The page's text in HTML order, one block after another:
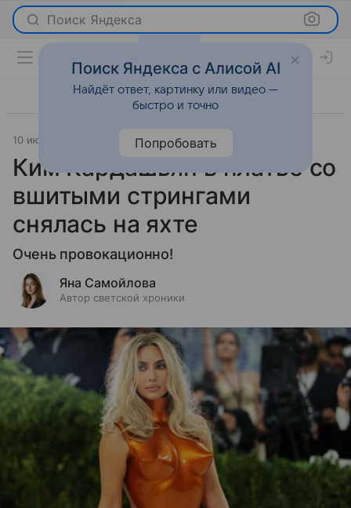
Поиск Яндекса
10 июня 2026 Леди Mail Светская жизнь
Ким Кардашьян в платье со
вшитыми стрингами
снялась на яхте
Очень провокационно!
Яна Самойлова
Автор светской хроники
Поиск Яндекса с Алисой AI
Найдёт ответ, картинку или видео —
быстро и точно
Попробовать